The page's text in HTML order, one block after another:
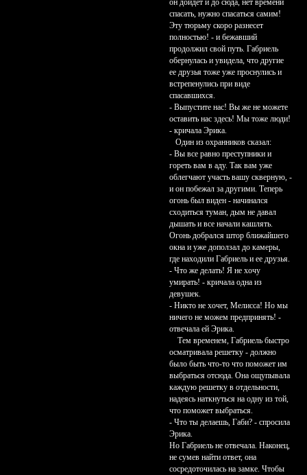
он дойдет и до сюда, нет времени
спасать, нужно спасаться самим!
Эту тюрьму скоро разнесет
полностью! - и бежавший
продолжил свой путь. Габриель
обернулась и увидела, что другие
ее друзья тоже уже проснулись и
встрепенулись при виде
спасавшихся.
- Выпустите нас! Вы же не можете
оставить нас здесь! Мы тоже люди!
- кричала Эрика.
Один из охранников сказал:
- Вы все равно преступники и
гореть вам в аду. Так вам уже
облегчают участь вашу скверную, -
и он побежал за другими. Теперь
огонь был виден - начинался
сходиться туман, дым не давал
дышать и все начали кашлять.
Огонь добрался штор ближайшего
окна и уже доползал до камеры,
где находили Габриель и ее друзья.
- Что же делать! Я не хочу
умирать! - кричала одна из
девушек.
- Никто не хочет, Мелисса! Но мы
ничего не можем предпринять! -
отвечала ей Эрика.
Тем временем, Габриель быстро
осматривала решетку - должно
было быть что-то что поможет им
выбраться отсюда. Она ощупывала
каждую решетку в отдельности,
надеясь наткнуться на одну из той,
что поможет выбраться.
- Что ты делаешь, Габи? - спросила
Эрика.
Но Габриель не отвечала. Наконец,
не сумев найти ответ, она
сосредоточилась на замке. Чтобы